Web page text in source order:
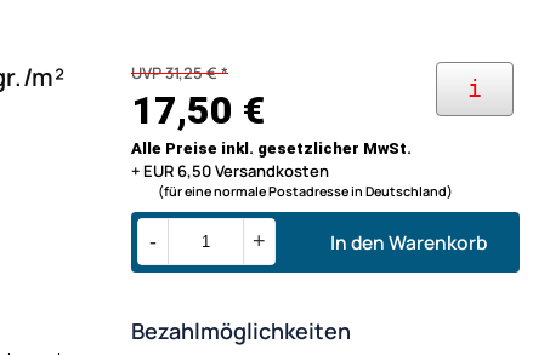
m² i
UVP 31,25 € *
17,50 €
Alle Preise inkl. gesetzlicher MwSt.
+ EUR 6,50 Versandkosten
(für eine normale Postadresse in Deutschland)
In den Warenkorb
- +
Bezahlmöglichkeiten